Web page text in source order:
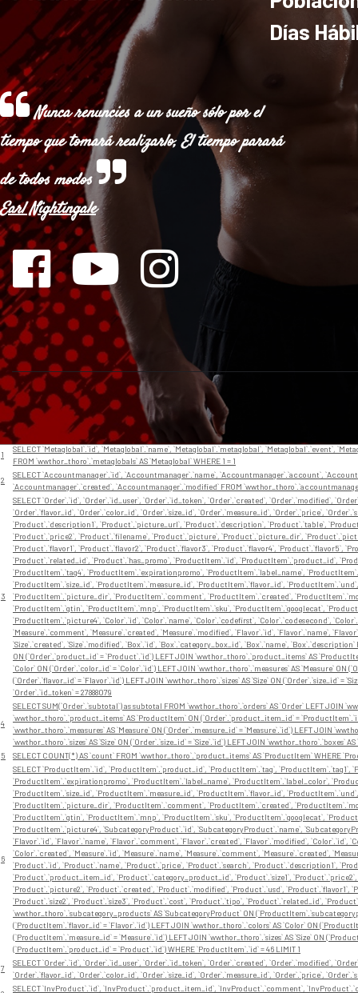
Días
Nunca renuncies a un sueño sólo por el
tiempo que tomará realizarlo, El tiempo parará
de todos modos
Earl Nightingale
// En app/View/Layouts/default.ctp
Nr Query
1
SELECT `Metaglobal`.`id`, `Metaglobal`.`name`, `Metaglobal`.`metaglobal`, `Metaglobal`.`event`,
FROM `wwthor_thoro`.`metaglobals` AS `Metaglobal` WHERE 1 = 1
2
SELECT `Accountmanager`.`id`, `Accountmanager`.`name`, `Accountmanager`.`account`,
`Accountmanager`.`created`, `Accountmanager`.`modified` FROM
3
SELECT `Order`.`id`, `Order`.`id_user`, `Order`.`id_token`, `Order`.`created`, `Order`.`modified`,
`Order`.`flavor_id`, `Order`.`color_id`, `Order`.`size_id`, `Order`.`measure_id`, `Order`.`price`,
`Product`.`description1`, `Product`.`picture_url`, `Product`.`description`, `Product`.`table`,
`Product`.`price2`, `Product`.`filename`, `Product`.`picture`, `Product`.`picture_dir`,
`Product`.`flavor1`, `Product`.`flavor2`, `Product`.`flavor3`, `Product`.`flavor4`, `Product`.`flavor5`,
`Product`.`related_id`, `Product`.`has_promo`, `ProductItem`.`id`, `ProductItem`.`product_id`,
`ProductItem`.`tag4`, `ProductItem`.`expirationpromo`, `ProductItem`.`label_name`,
`ProductItem`.`size_id`, `ProductItem`.`measure_id`, `ProductItem`.`flavor_id`,
`ProductItem`.`picture_dir`, `ProductItem`.`comment`, `ProductItem`.`created`,
`ProductItem`.`gtin`, `ProductItem`.`mnp`, `ProductItem`.`sku`, `ProductItem`.`googlecat`,
`ProductItem`.`picture4`, `Color`.`id`, `Color`.`name`, `Color`.`codefirst`, `Color`.`codesecond`,
`Measure`.`comment`, `Measure`.`created`, `Measure`.`modified`, `Flavor`.`id`, `Flavor`.`name`,
`Size`.`created`, `Size`.`modified`, `Box`.`id`, `Box`.`category_box_id`, `Box`.`name`,
ON (`Order`.`product_id` = `Product`.`id`) LEFT JOIN `wwthor_thoro`.`product_items` AS
`Color` ON (`Order`.`color_id` = `Color`.`id`) LEFT JOIN `wwthor_thoro`.`measures` AS `Measure` ON
(`Order`.`flavor_id` = `Flavor`.`id`) LEFT JOIN `wwthor_thoro`.`sizes` AS `Size` ON (`Order`.`size_id` =
`Order`.`id_token` = 27888079
4
SELECT SUM(`Order`.`subtotal`) as subtotal FROM `wwthor_thoro`.`orders` AS `Order` LEFT JOIN
`wwthor_thoro`.`product_items` AS `ProductItem` ON (`Order`.`product_item_id` =
`wwthor_thoro`.`measures` AS `Measure` ON (`Order`.`measure_id` = `Measure`.`id`) LEFT JOIN
`wwthor_thoro`.`sizes` AS `Size` ON (`Order`.`size_id` = `Size`.`id`) LEFT JOIN `wwthor_thoro`.`boxes`
5
SELECT COUNT(*) AS `count` FROM `wwthor_thoro`.`product_items` AS `ProductItem` WHERE
6
SELECT `ProductItem`.`id`, `ProductItem`.`product_id`, `ProductItem`.`tag`, `ProductItem`.`tag1`,
`ProductItem`.`expirationpromo`, `ProductItem`.`label_name`, `ProductItem`.`label_color`,
`ProductItem`.`size_id`, `ProductItem`.`measure_id`, `ProductItem`.`flavor_id`,
`ProductItem`.`picture_dir`, `ProductItem`.`comment`, `ProductItem`.`created`,
`ProductItem`.`gtin`, `ProductItem`.`mnp`, `ProductItem`.`sku`, `ProductItem`.`googlecat`,
`ProductItem`.`picture4`, `SubcategoryProduct`.`id`, `SubcategoryProduct`.`name`,
`Flavor`.`id`, `Flavor`.`name`, `Flavor`.`comment`, `Flavor`.`created`, `Flavor`.`modified`,
`Color`.`created`, `Measure`.`id`, `Measure`.`name`, `Measure`.`comment`, `Measure`.`created`,
`Product`.`id`, `Product`.`name`, `Product`.`price`, `Product`.`search`, `Product`.`description1`,
`Product`.`product_item_id`, `Product`.`category_product_id`, `Product`.`size1`,
`Product`.`picture2`, `Product`.`created`, `Product`.`modified`, `Product`.`usd`, `Product`.`flavor1`,
`Product`.`size2`, `Product`.`size3`, `Product`.`cost`, `Product`.`tipo`, `Product`.`related_id`,
`wwthor_thoro`.`subcategory_products` AS `SubcategoryProduct` ON
(`ProductItem`.`flavor_id` = `Flavor`.`id`) LEFT JOIN `wwthor_thoro`.`colors` AS `Color` ON
(`ProductItem`.`measure_id` = `Measure`.`id`) LEFT JOIN `wwthor_thoro`.`sizes` AS `Size` ON
(`ProductItem`.`product_id` = `Product`.`id`) WHERE `ProductItem`.`id` = 46 LIMIT 1
7
SELECT `Order`.`id`, `Order`.`id_user`, `Order`.`id_token`, `Order`.`created`, `Order`.`modified`,
`Order`.`flavor_id`, `Order`.`color_id`, `Order`.`size_id`, `Order`.`measure_id`, `Order`.`price`,
SELECT `InvProduct`.`id`, `InvProduct`.`product_item_id`, `InvProduct`.`comment`,